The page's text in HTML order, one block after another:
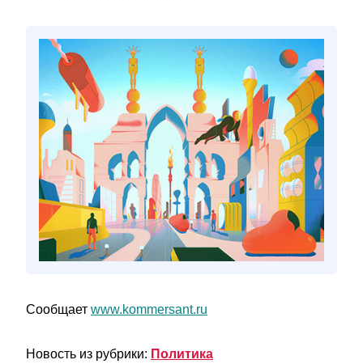
Сообщает www.kommersant.ru
Новость из рубрики: Политика